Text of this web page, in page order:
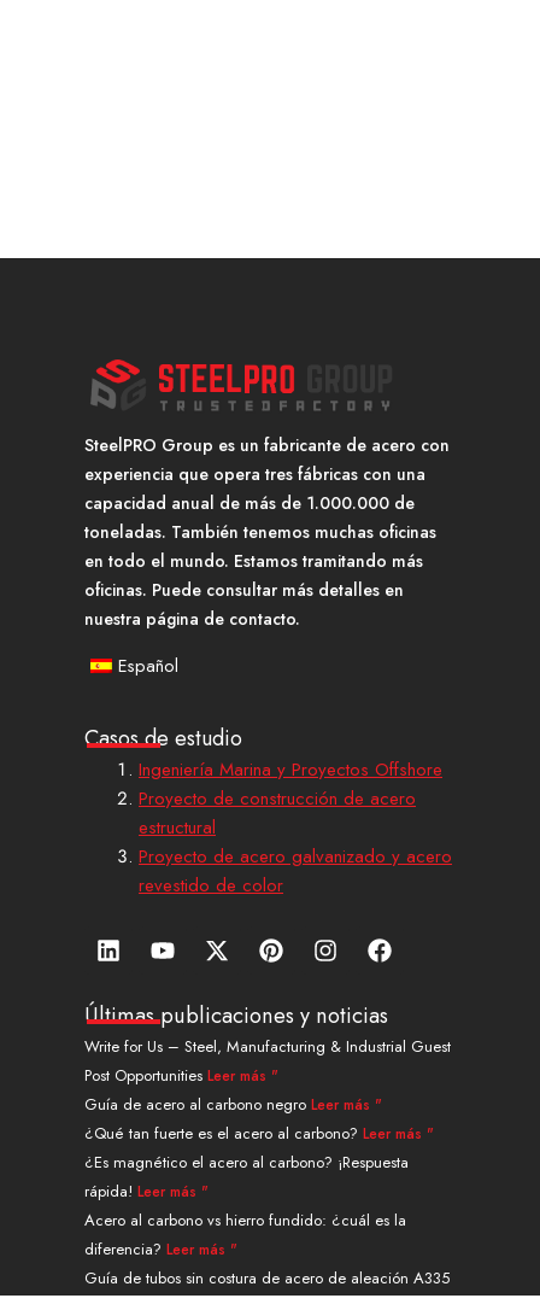
SteelPRO Group es un fabricante de acero con
experiencia que opera tres fábricas con una
capacidad anual de más de 1.000.000 de
toneladas. También tenemos muchas oficinas
en todo el mundo. Estamos tramitando más
oficinas. Puede consultar más detalles en
nuestra página de contacto.
Español
Casos de estudio
Ingeniería Marina y Proyectos Offshore
Proyecto de construcción de acero
estructural
Proyecto de acero galvanizado y acero
revestido de color
L
i
k
e
d
i
n
Y
o
t
u
b
e
X
-
w
i
t
t
e
r
P
i
t
e
r
e
s
t
I
n
t
a
g
a
m
F
a
e
b
o
k
Últimas publicaciones y noticias
Write for Us – Steel, Manufacturing & Industrial Guest
Post Opportunities Leer más "
Guía de acero al carbono negro Leer más "
¿Qué tan fuerte es el acero al carbono? Leer más "
¿Es magnético el acero al carbono? ¡Respuesta
rápida! Leer más "
Acero al carbono vs hierro fundido: ¿cuál es la
diferencia? Leer más "
Guía de tubos sin costura de acero de aleación A335